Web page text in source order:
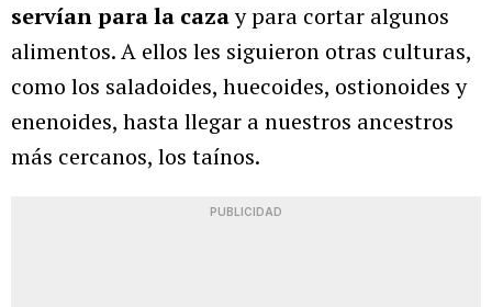
servían para la cazay para cortar algunos
alimentos. A ellos les siguieron otras culturas,
como los saladoides, huecoides, ostionoides y
enenoides, hasta llegar a nuestros ancestros
más cercanos, los taínos.
PUBLICIDAD